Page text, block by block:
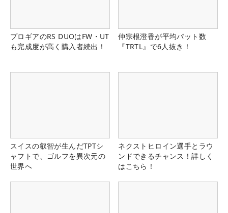
プロギアのRS DUOはFW・UT
も完成度が高く購入者続出！
仲宗根澄香が平均パット数
『TRTL』で6人抜き！
スイスの叡智が生んだTPTシ
ャフトで、ゴルフを異次元の
世界へ
ネクストヒロイン選手とラウ
ンドできるチャンス！詳しく
はこちら！